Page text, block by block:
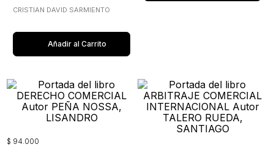
DE LOS DERECHOS
CRISTIAN DAVID SARMIENTO
Añadir al Carrito
$ 94.000